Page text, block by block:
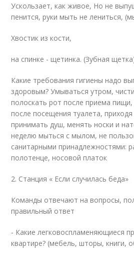
Ускользает, как живое, Но не
пенится, руки мыть не лениться,
Хвостик из кости,
на спинке - щетинка. (Зубная
Какие требования гигиены надо
здоровым? Умываться утром,
полоскать рот после приема
после посещения туалета,
принимать душ, менять носки и
неделю мыться с мылом, не
санитарными принадлежностями:
полотенце, носовой платок
2. Станция « Если случилась беда»
Команды отвечают на вопросы,
правильный ответ
- Какие легковоспламеняющиеся
квартире? (мебель, шторы, книги,